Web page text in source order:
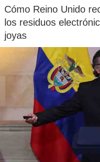
Cómo Reino Unido
los residuos
joyas